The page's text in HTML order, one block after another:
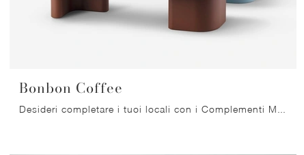
Bonbon Coffee